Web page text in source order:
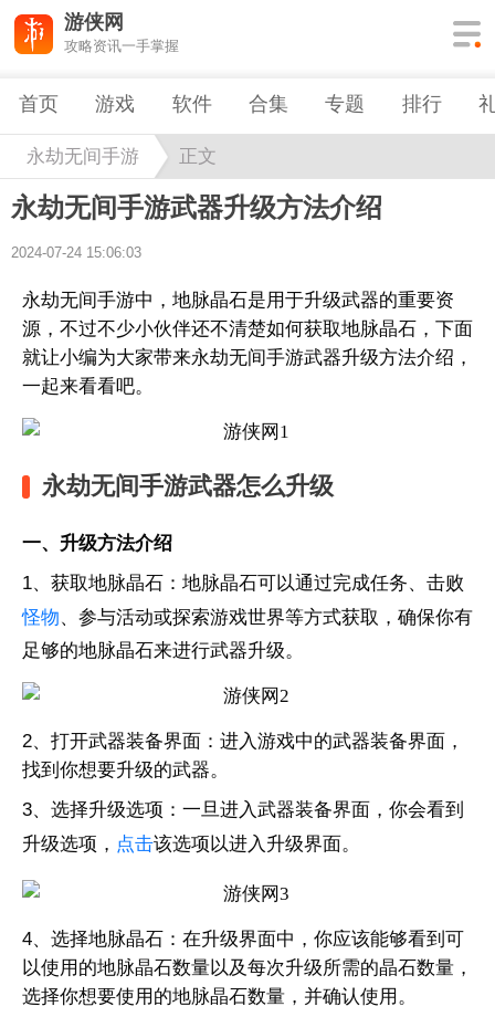
游侠网
攻略资讯一手掌握
首页 游戏 软件 合集 专题 排行
永劫无间手游 正文
永劫无间手游武器升级方法介绍
2024-07-24 15:06:03
永劫无间手游中，地脉晶石是用于升级武器的重要资
源，不过不少小伙伴还不清楚如何获取地脉晶石，下面
就让小编为大家带来永劫无间手游武器升级方法介绍，
一起来看看吧。
永劫无间手游武器怎么升级
一、升级方法介绍
1、获取地脉晶石：地脉晶石可以通过完成任务、击败
怪物、参与活动或探索游戏世界等方式获取，确保你有
足够的地脉晶石来进行武器升级。
2、打开武器装备界面：进入游戏中的武器装备界面，
找到你想要升级的武器。
3、选择升级选项：一旦进入武器装备界面，你会看到
升级选项， 点击该选项以进入升级界面。
4、选择地脉晶石：在升级界面中，你应该能够看到可
以使用的地脉晶石数量以及每次升级所需的晶石数量，
选择你想要使用的地脉晶石数量，并确认使用。